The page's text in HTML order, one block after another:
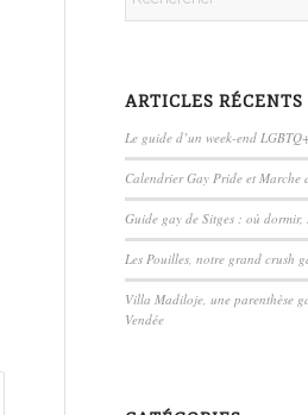
ARTICLES RÉCENTS
Le guide d’un week-end
Calendrier Gay Pride et Marche
Guide gay de Sitges : où
Les Pouilles, notre grand crush
Villa Madiloje, une parenthèse
Vendée